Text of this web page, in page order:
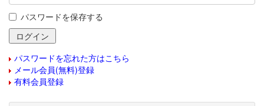
パスワードを保存する
パスワードを忘れた方はこちら
メール会員(無料)登録
有料会員登録